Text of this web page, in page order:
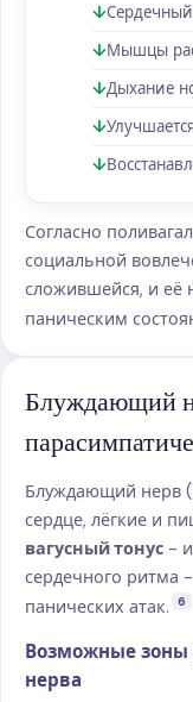
Мышцы
Дыхание
Согласно
социальной
сложившейся, и её
паническим
Блуждающий
Блуждающий нерв
сердце, лёгкие и
вагусный тонус -
сердечного ритма
панических атак.
6
Возможные
нерва